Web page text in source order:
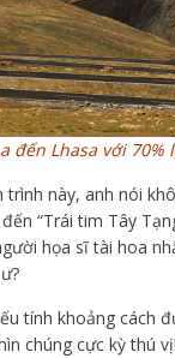
đến Lhasa với 70%
này, anh nói
“Trái tim Tây
họa sĩ tài hoa
tính khoảng cách
chúng cực kỳ thú